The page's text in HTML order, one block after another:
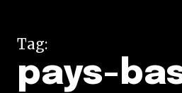
Tag:
pays-